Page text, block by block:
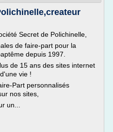
Secret de Polichinelle,
de faire-part pour la
depuis 1997.
de 15 ans des sites internet
vie !
Part personnalisés
nos sites,
un...